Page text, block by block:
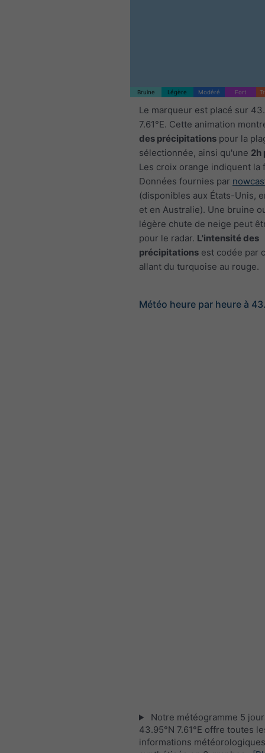
Bruine Légère Modéré Fort
Le marqueur est placé sur
7.61°E. Cette animation
des précipitations pour la
sélectionnée, ainsi qu'une 2h
Les croix orange indiquent la
Données fournies par
(disponibles aux États-Unis,
et en Australie). Une bruine
légère chute de neige peut
pour le radar. L'intensité des
précipitations est codée par
allant du turquoise au rouge.
Météo heure par heure à
Notre météogramme 5
43.95°N 7.61°E offre toutes
informations météorologiques